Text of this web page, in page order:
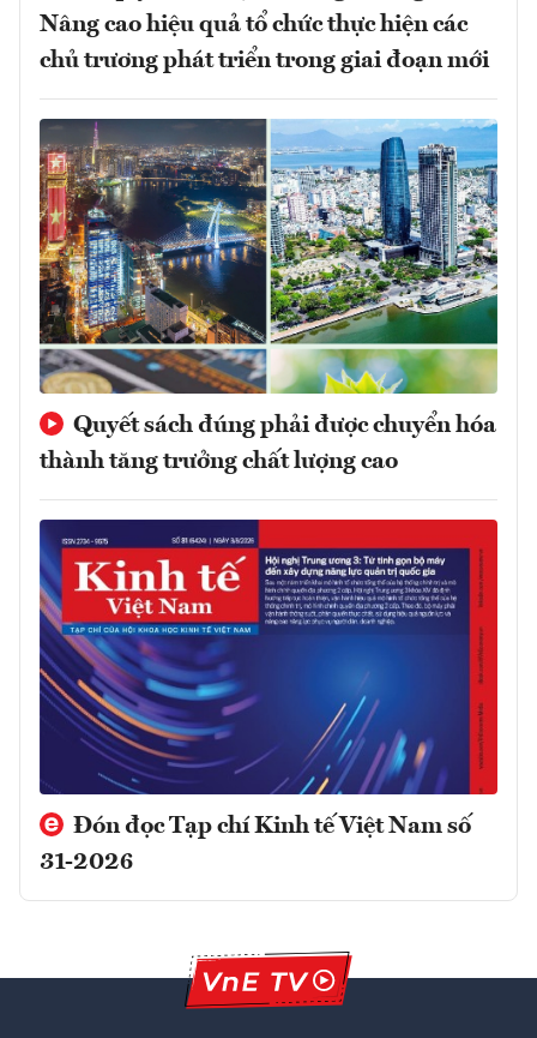
Nâng cao hiệu quả tổ chức thực hiện các
chủ trương phát triển trong giai đoạn mới
Quyết sách đúng phải được chuyển hóa
thành tăng trưởng chất lượng cao
Đón đọc Tạp chí Kinh tế Việt Nam số
31-2026